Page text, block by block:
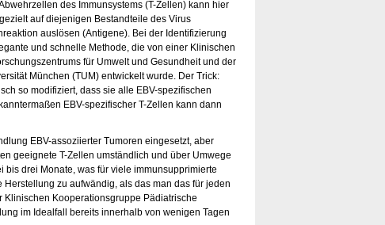
des Immunsystems (T-Zellen) kann hier
auf diejenigen Bestandteile des Virus
auslösen (Antigene). Bei der Identifizierung
und schnelle Methode, die von einer Klinischen
für Umwelt und Gesundheit und der
München (TUM) entwickelt wurde. Der Trick:
so modifiziert, dass sie alle EBV-spezifischen
EBV-spezifischer T-Zellen kann dann
EBV-assoziierter Tumoren eingesetzt, aber
geeignete T-Zellen umständlich und über Umwege
drei Monate, was für viele immunsupprimierte
zu aufwändig, als das man das für jeden
Klinischen Kooperationsgruppe Pädiatrische
im Idealfall bereits innerhalb von wenigen Tagen